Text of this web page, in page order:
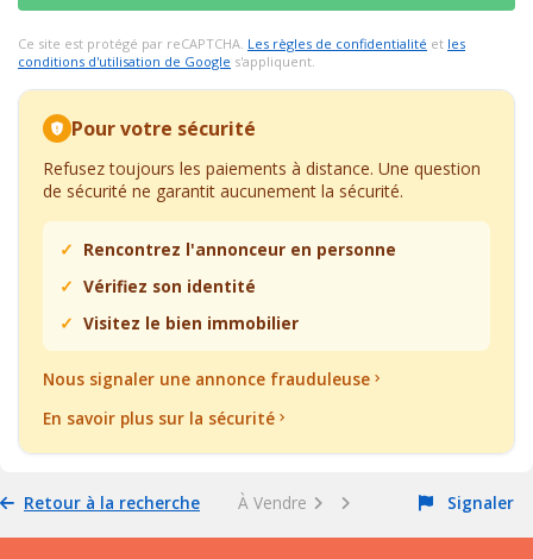
Ce site est protégé par reCAPTCHA. Les règles de confidentialité et les
conditions d'utilisation de Google s'appliquent.
Pour votre sécurité
Refusez toujours les paiements à distance. Une question
de sécurité ne garantit aucunement la sécurité.
Rencontrez l'annonceur en personne
Vérifiez son identité
Visitez le bien immobilier
Nous signaler une annonce frauduleuse
En savoir plus sur la sécurité
Retour à la recherche À Vendre Signaler